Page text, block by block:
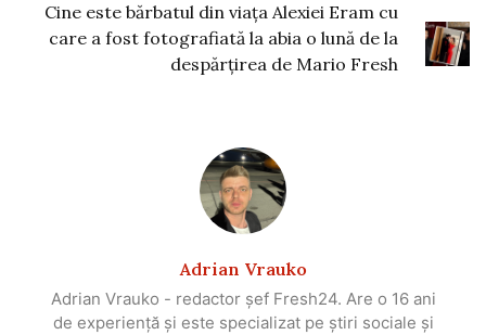
Cine este bărbatul din viața Alexiei Eram cu
care a fost fotografiată la abia o lună de la
despărțirea de Mario Fresh
Adrian Vrauko
Adrian Vrauko - redactor șef Fresh24. Are o 16 ani
de experiență și este specializat pe știri sociale și